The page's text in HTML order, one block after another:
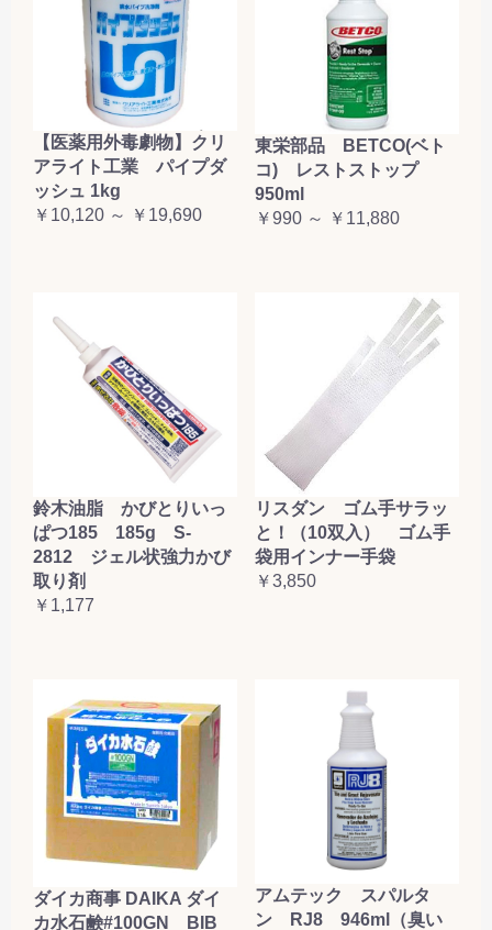
【医薬用外毒劇物】クリ
アライト工業 パイプダ
ッシュ 1kg
￥10,120 ～ ￥19,690
東栄部品 BETCO(ベト
コ) レストストップ
950ml
￥990 ～ ￥11,880
鈴木油脂 かびとりいっ
ぱつ185 185g S-
2812 ジェル状強力かび
取り剤
￥1,177
リスダン ゴム手サラッ
と！（10双入） ゴム手
袋用インナー手袋
￥3,850
ダイカ商事 DAIKA ダイ
カ水石鹸#100GN BIB
アムテック スパルタ
ン RJ8 946ml（臭い